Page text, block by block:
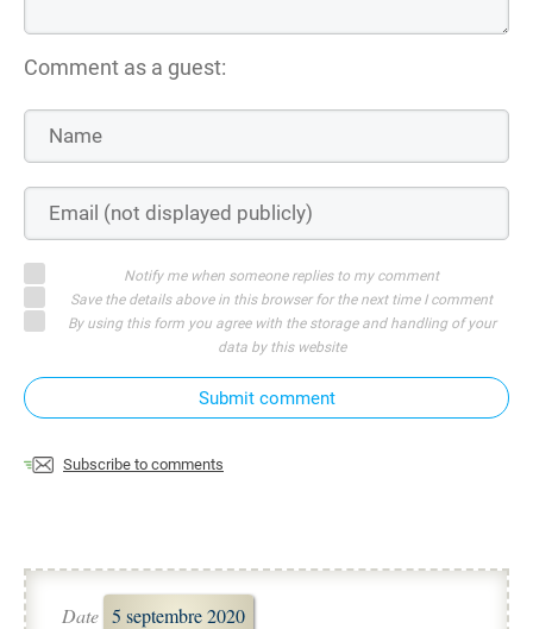
Comment as a guest:
Notify me when someone replies to my comment
Save the details above in this browser for the next time I comment
By using this form you agree with the storage and handling of your
data by this website
Submit comment
Subscribe to comments
Date 5 septembre 2020